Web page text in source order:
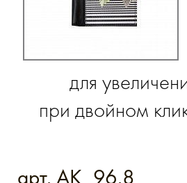
для
при двойном
арт. AK_96.8